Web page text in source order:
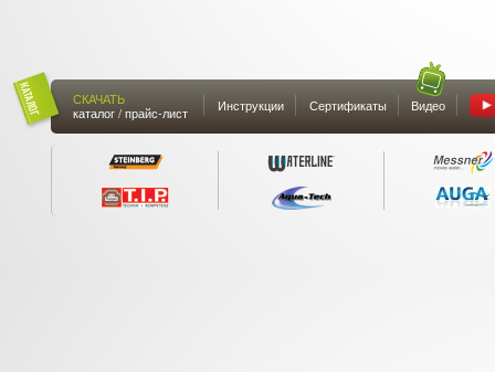
СКАЧАТЬ
каталог / прайс-лист
Инструкции Сертификаты Видео